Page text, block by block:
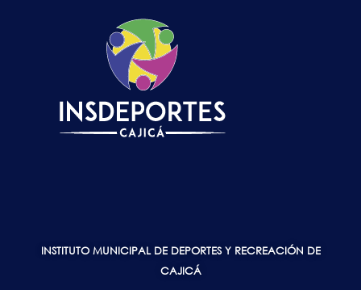
INSTITUTO MUNICIPAL DE DEPORTES Y RECREACIÓN DE
CAJICÁ